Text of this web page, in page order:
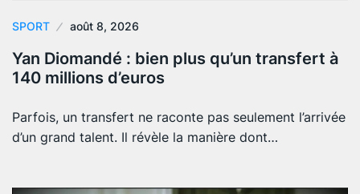
SPORT août 8, 2026
Yan Diomandé : bien plus qu’un transfert à
140 millions d’euros
Parfois, un transfert ne raconte pas seulement l’arrivée
d’un grand talent. Il révèle la manière dont…